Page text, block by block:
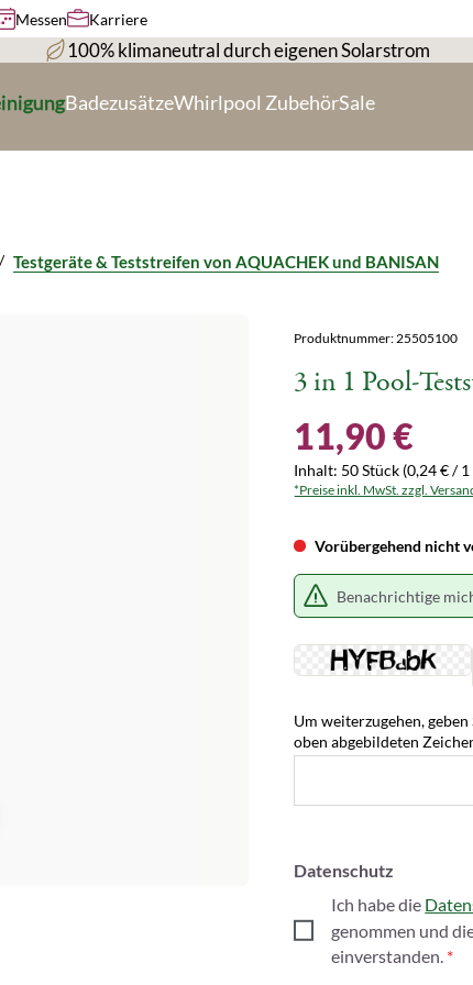
Messen Karriere
100% klimaneutral durch eigenen Solarstrom
BadezusätzeWhirlpool ZubehörSale
/ Testgeräte & Teststreifen von AQUACHEK und BANISAN
Produktnummer:25505100
3 in 1 Pool-
11,90 €
Inhalt: 50 Stück (0,24 € /
*Preise inkl. MwSt. zzgl.
Vorübergehend nicht
Benachrichtige
Um weiterzugehen, geben
oben abgebildeten
Datenschutz
Ich habe die
genommen und
einverstanden. *